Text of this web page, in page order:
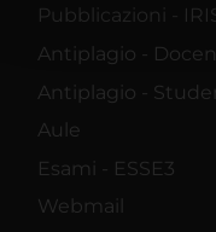
pubblicità e social
con altre
Pubblicazioni -
Antiplagio -
Antiplagio -
Aule
Esami - ESSE3
Webmail